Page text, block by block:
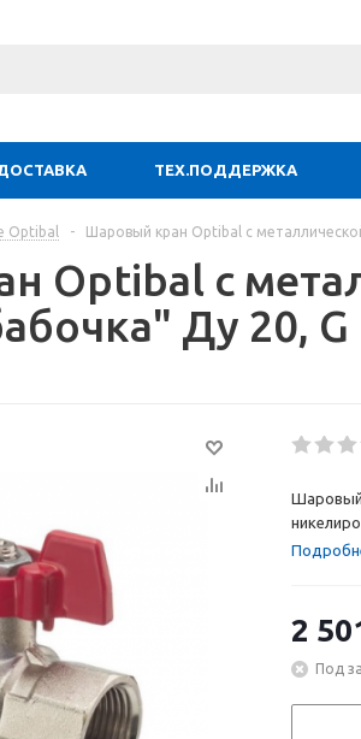
ТЕХ.ПОДДЕРЖКА
Optibal - Шаровый кран Optibal с
Optibal с
Ду 20,
Шаровый
2
Под